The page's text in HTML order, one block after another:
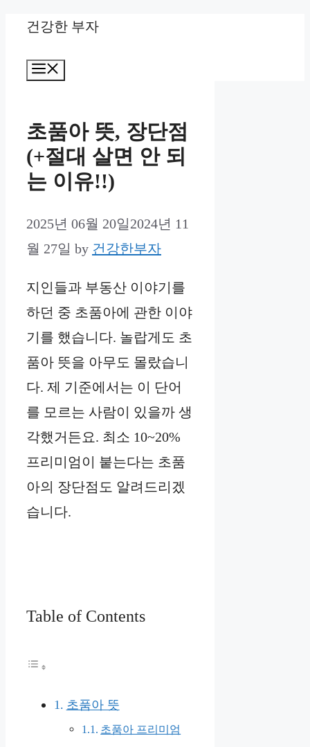
Skip
content
건강한 부자
초품아 뜻, 장단점
(+절대 살면 안 되
는 이유!!)
2025년 06월 20일2024년 11
월 27일 by 건강한부자
지인들과 부동산 이야기를
하던 중 초품아에 관한 이야
기를 했습니다. 놀랍게도 초
품아 뜻을 아무도 몰랐습니
다. 제 기준에서는 이 단어
를 모르는 사람이 있을까 생
각했거든요. 최소 10~20%
프리미엄이 붙는다는 초품
아의 장단점도 알려드리겠
습니다.
Table of Contents
초품아 뜻
초품아 프리미엄